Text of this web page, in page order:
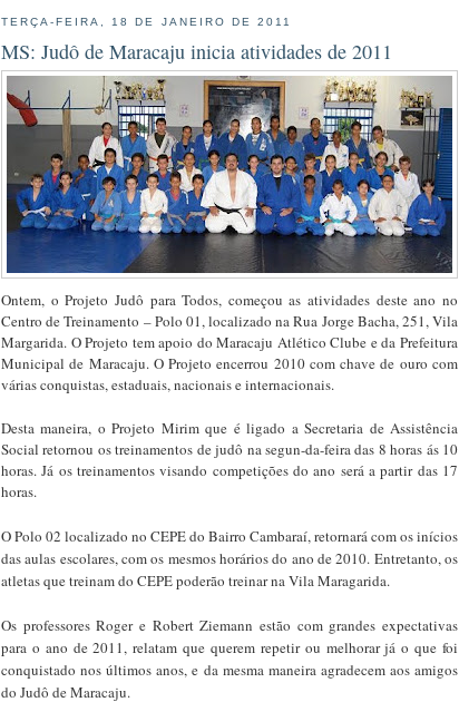
TERÇA-FEIRA, 18 DE JANEIRO DE 2011
MS: Judô de Maracaju inicia atividades de 2011
Ontem, o Projeto Judô para Todos, começou as atividades deste ano no
Centro de Treinamento – Polo 01, localizado na Rua Jorge Bacha, 251, Vila
Margarida. O Projeto tem apoio do Maracaju Atlético Clube e da Prefeitura
Municipal de Maracaju. O Projeto encerrou 2010 com chave de ouro com
várias conquistas, estaduais, nacionais e internacionais.
Desta maneira, o Projeto Mirim que é ligado a Secretaria de Assistência
Social retornou os treinamentos de judô na segun-da-feira das 8 horas ás 10
horas. Já os treinamentos visando competições do ano será a partir das 17
horas.
O Polo 02 localizado no CEPE do Bairro Cambaraí, retornará com os inícios
das aulas escolares, com os mesmos horários do ano de 2010. Entretanto, os
atletas que treinam do CEPE poderão treinar na Vila Maragarida.
Os professores Roger e Robert Ziemann estão com grandes expectativas
para o ano de 2011, relatam que querem repetir ou melhorar já o que foi
conquistado nos últimos anos, e da mesma maneira agradecem aos amigos
do Judô de Maracaju.